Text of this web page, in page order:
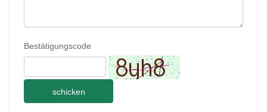
Bestätigungscode
schicken